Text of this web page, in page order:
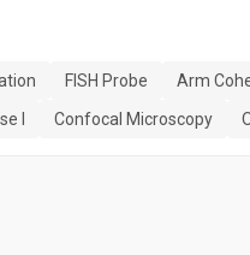
FISH Probe
Arm
I Confocal Microscopy